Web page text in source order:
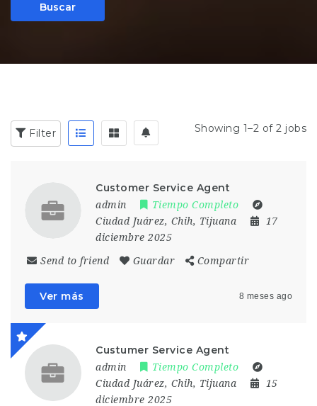
Buscar
Filter Showing 1–2 of 2 jobs
Customer Service Agent
admin
Tiempo Completo
Ciudad Juárez, Chih, Tijuana
17
diciembre 2025
Send to friend Guardar Compartir
Ver más 8 meses ago
Custumer Service Agent
admin
Tiempo Completo
Ciudad Juárez, Chih, Tijuana
15
diciembre 2025